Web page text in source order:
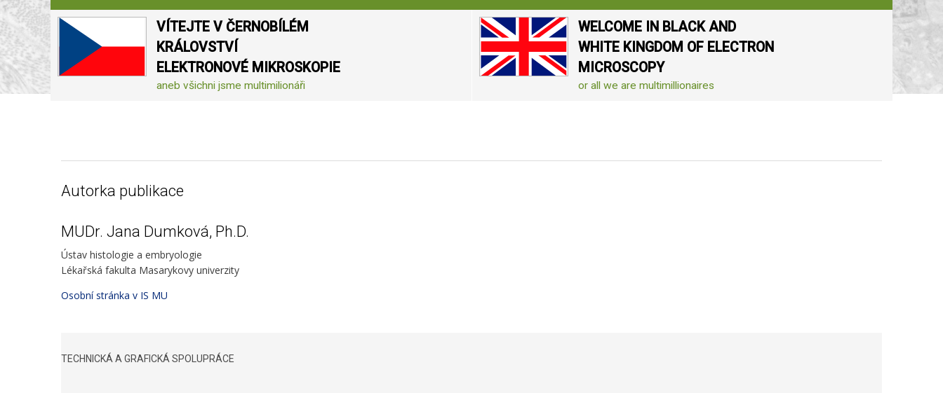
VÍTEJTE V ČERNOBÍLÉM
KRÁLOVSTVÍ
ELEKTRONOVÉ MIKROSKOPIE
aneb všichni jsme multimilionáři
WELCOME IN BLACK AND
WHITE KINGDOM OF ELECTRON
MICROSCOPY
or all we are multimillionaires
Autorka publikace
MUDr. Jana Dumková, Ph.D.
Ústav histologie a embryologie
Lékařská fakulta Masarykovy univerzity
Osobní stránka v IS MU
TECHNICKÁ A GRAFICKÁ SPOLUPRÁCE